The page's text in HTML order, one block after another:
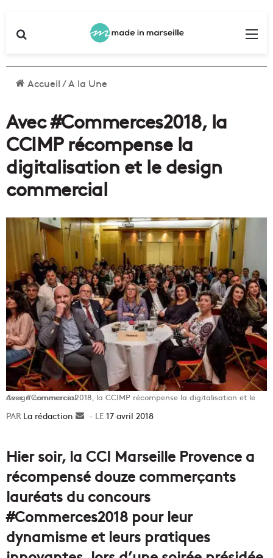
Accueil/A la Une
Avec #Commerces2018, la
CCIMP récompense la
digitalisation et le design
commercial
Avec #Commerces2018, la CCIMP récompense la digitalisation et le design commercial
La rédaction
Envoyer17 avril 2018
Hier soir, la CCI Marseille Provence a
récompensé douze commerçants
lauréats du concours
#Commerces2018 pour leur
dynamisme et leurs pratiques